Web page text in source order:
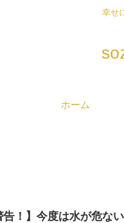
幸せ
ホーム
告！】今度は水が危な